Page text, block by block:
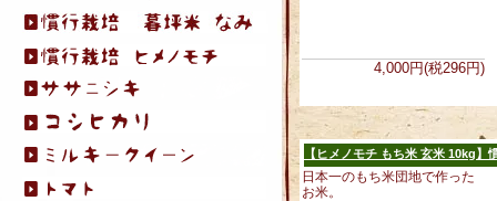
4,000円(税296円)
【ヒメノモチ もち米 玄米 10kg】
日本一のもち米団地で作った
お米。